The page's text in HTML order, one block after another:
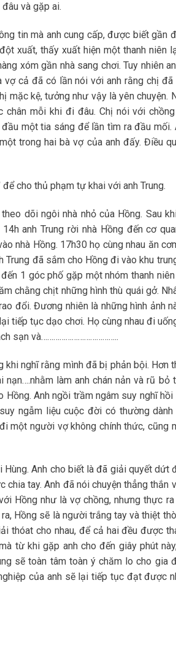
và gặp ai.
tin mà anh cung cấp, được biết gần
xuất, thấy xuất hiện một thanh niên
xóm gần nhà sang chơi. Tuy nhiên
vợ cả đã có lần nói với anh rằng chị
mặc kệ, tưởng như vậy là yên chuyện.
mỗi khi đi đâu. Chị nói với
một tia sáng để lần tìm ra đầu mối.
trong hai bà vợ của anh đấy. Điều
cho thủ phạm tự khai với anh Trung.
dõi ngôi nhà nhỏ của Hồng. Sau
anh Trung rời nhà Hồng đến cơ
nhà Hồng. 17h30 họ cùng nhau ăn
đã sắm cho Hồng đi vào khu
1 góc phố gặp một nhóm thanh niên
chằng chịt những hình thù quái gở.
đổi. Đương nhiên là những hình ảnh
tiếp tục dạo chơi. Họ cùng nhau đi
sạn và………………………………..
nghĩ rằng mình đã bị phản bội. Hơn
làm anh chán nản và rũ bỏ
Anh ngồi trầm ngâm suy nghĩ hồi
ngẫm liệu cuộc đời có thường dành
một người vợ không chính thức, cũng
Anh cho biết là đã giải quyết dứt
tay. Anh đã nói chuyện thẳng thắn
Hồng như là vợ chồng, nhưng thực
Hồng sẽ là người trắng tay và thiệt
thóat cho nhau, để cả hai đều được
từ khi gặp anh cho đến giây phút
sẽ toàn tâm toàn ý chăm lo cho gia
của anh sẽ lại tiếp tục đạt được